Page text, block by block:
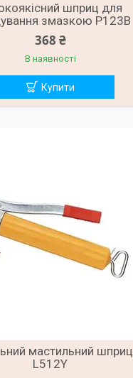
шприц для
змазкою P123B
368 ₴
В наявності
Купити
мастильний шприц
L512Y